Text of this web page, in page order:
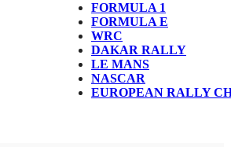
FORMULA 1
FORMULA E
WRC
DAKAR RALLY
LE MANS
NASCAR
EUROPEAN RALLY